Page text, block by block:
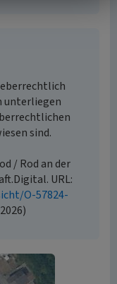
unterliegen
sind.
/ Rod an der
URL:
O-57824-